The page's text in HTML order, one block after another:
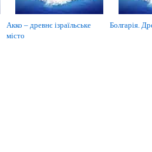
Акко – древнє ізраїльське
місто
Болгарія.